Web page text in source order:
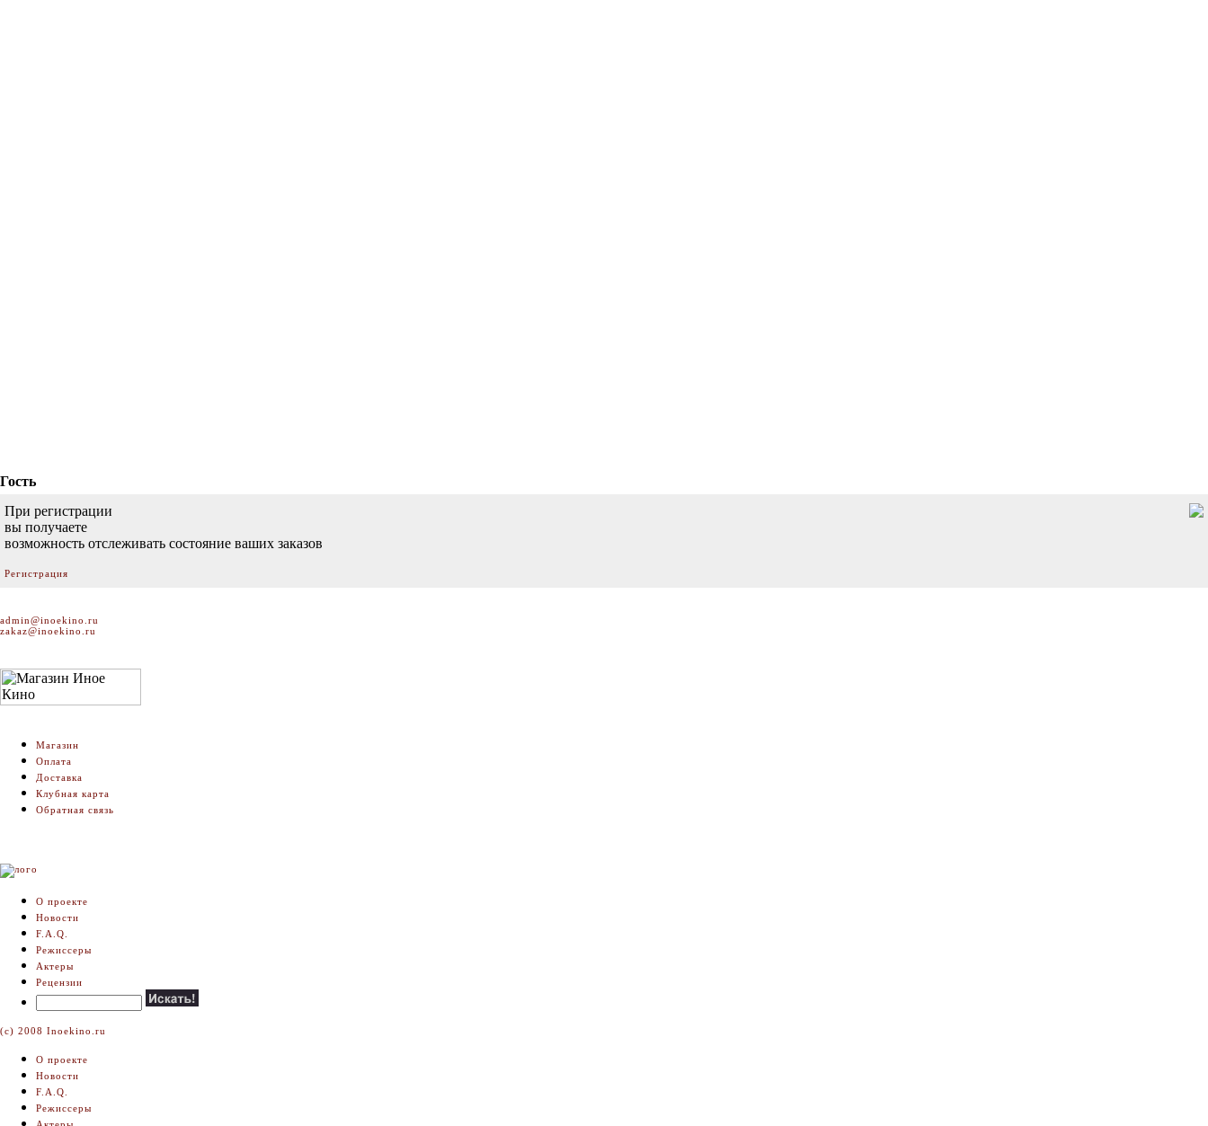
Гость
При регистрации
вы получаете
возможность отслеживать состояние ваших заказов
Регистрация
admin@inoekino.ru
zakaz@inoekino.ru
Магазин
Оплата
Доставка
Клубная карта
Обратная связь
О проекте
Новости
F.A.Q.
Режиссеры
Актеры
Рецензии
(c) 2008 Inoekino.ru
О проекте
Новости
F.A.Q.
Режиссеры